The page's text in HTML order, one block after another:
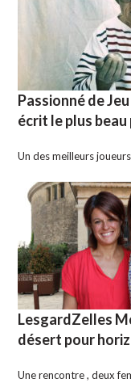
Passionné de
écrit le plus
Un des meilleurs
LesgardZelles
désert pour
Une rencontre , deux